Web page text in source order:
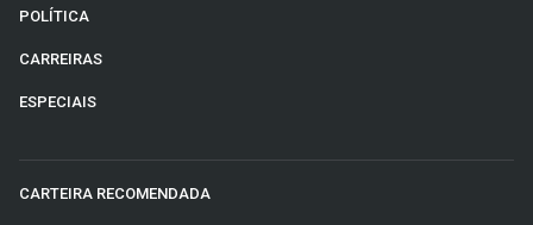
POLÍTICA
CARREIRAS
ESPECIAIS
CARTEIRA RECOMENDADA